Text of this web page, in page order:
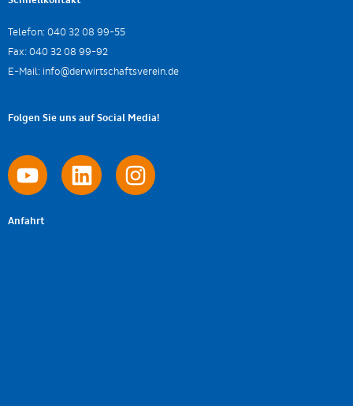
Telefon: 040 32 08 99-55
Fax: 040 32 08 99-92
E-Mail: info@derwirtschaftsverein.de
Folgen Sie uns auf Social Media!
Anfahrt